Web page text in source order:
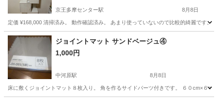
京王多摩センター駅 8月8日
定価 ¥168,000 清掃済み。 動作確認済み。 あまり使っていないので比較的綺麗です
東京 多摩市 京王多摩センター駅 収納家具
ジョイントマット サンドベージュ④
1,000円
中河原駅 8月8日
床に敷くジョイントマット８枚入り。 角を作るサイドパーツ付きです。 ６０cm×６